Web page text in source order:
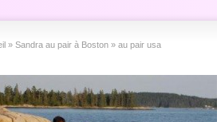
» Sandra au pair à Boston » au pair usa